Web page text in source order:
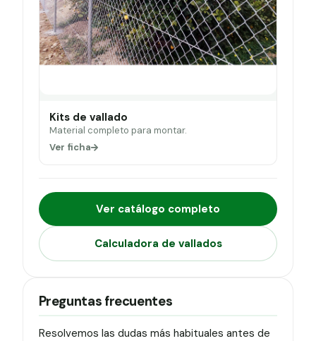
Kits de vallado
Material completo para montar.
Ver ficha
Ver catálogo completo
Calculadora de vallados
Preguntas frecuentes
Resolvemos las dudas más habituales antes de